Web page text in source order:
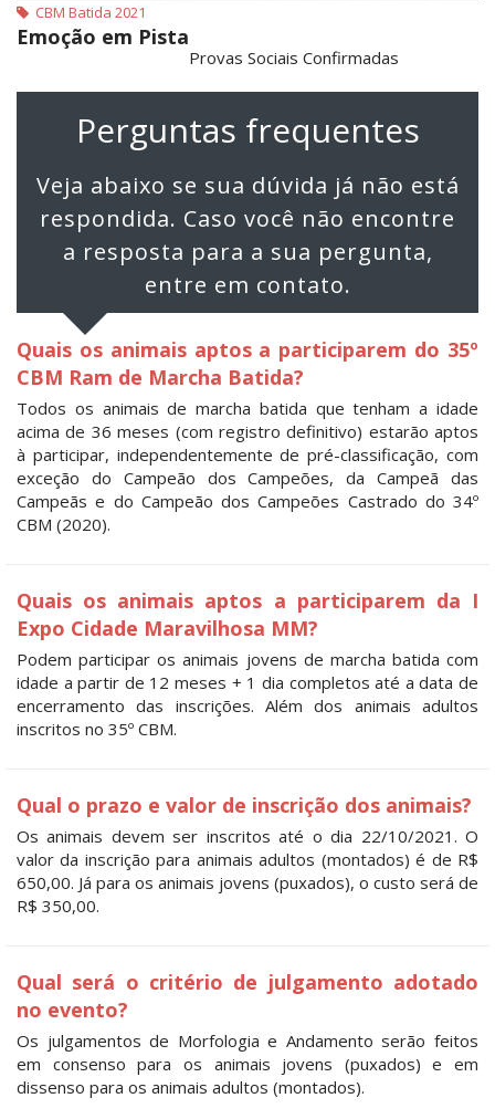
CBM Batida 2021
Emoção em Pista
Provas Sociais Confirmadas
Perguntas frequentes
Veja abaixo se sua dúvida já não está
respondida. Caso você não encontre
a resposta para a sua pergunta,
entre em contato.
Quais os animais aptos a participarem do 35º
CBM Ram de Marcha Batida?
Todos os animais de marcha batida que tenham a idade
acima de 36 meses (com registro definitivo) estarão aptos
à participar, independentemente de pré-classificação, com
exceção do Campeão dos Campeões, da Campeã das
Campeãs e do Campeão dos Campeões Castrado do 34º
CBM (2020).
Quais os animais aptos a participarem da I
Expo Cidade Maravilhosa MM?
Podem participar os animais jovens de marcha batida com
idade a partir de 12 meses + 1 dia completos até a data de
encerramento das inscrições. Além dos animais adultos
inscritos no 35º CBM.
Qual o prazo e valor de inscrição dos animais?
Os animais devem ser inscritos até o dia 22/10/2021. O
valor da inscrição para animais adultos (montados) é de R$
650,00. Já para os animais jovens (puxados), o custo será de
R$ 350,00.
Qual será o critério de julgamento adotado
no evento?
Os julgamentos de Morfologia e Andamento serão feitos
em consenso para os animais jovens (puxados) e em
dissenso para os animais adultos (montados).